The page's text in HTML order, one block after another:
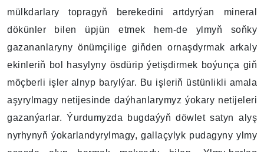
mülkdarlary topragyň berekedini artdyrýan mineral
dökünler bilen üpjün etmek hem-de ylmyň soňky
gazananlaryny önümçilige giňden ornaşdyrmak arkaly
ekinleriň bol hasylyny ösdürip ýetişdirmek boýunça giň
möçberli işler alnyp barylýar. Bu işleriň üstünlikli amala
aşyrylmagy netijesinde daýhanlarymyz ýokary netijeleri
gazanýarlar. Ýurdumyzda bugdaýyň döwlet satyn alyş
nyrhynyň ýokarlandyrylmagy, gallaçylyk pudagyny ylmy